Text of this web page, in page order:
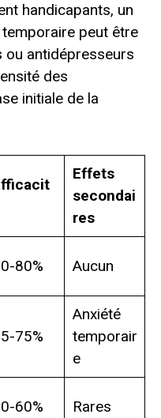
handicapants, un
peut être
ou antidépresseurs
des
initiale de la
Effets
secondai
res
80% Aucun
75%
Anxiété
temporair
e
60% Rares